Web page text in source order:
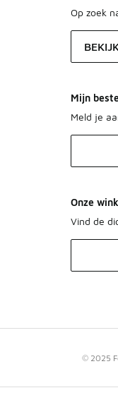
Op zoek
Mijn
Meld je
Onze
Vind de
© 2025